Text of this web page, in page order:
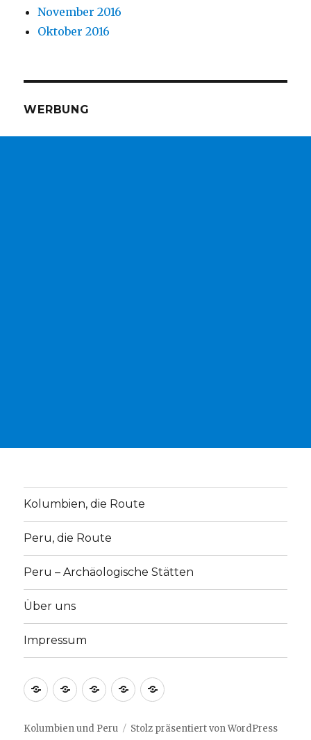
November 2016
Oktober 2016
WERBUNG
Kolumbien, die Route
Peru, die Route
Peru – Archäologische Stätten
Über uns
Impressum
Kolumbien,
die
Route
Peru,
die
Route
Peru
Archäologische
Über
uns
Impressum
Kolumbien und Peru Stolz präsentiert von WordPress